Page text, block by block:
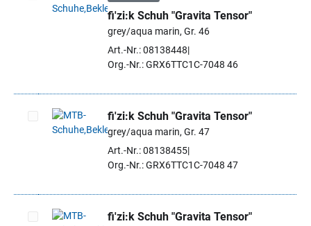
Artikel auswählen
fi'zi:k Schuh "Gravita Tensor"
grey/aqua marin, Gr. 46
Art.-Nr.: 08138448
Org.-Nr.: GRX6TTC1C-7048 46
Artikel auswählen
fi'zi:k Schuh "Gravita Tensor"
grey/aqua marin, Gr. 47
Art.-Nr.: 08138455
Org.-Nr.: GRX6TTC1C-7048 47
fi'zi:k Schuh "Gravita Tensor"